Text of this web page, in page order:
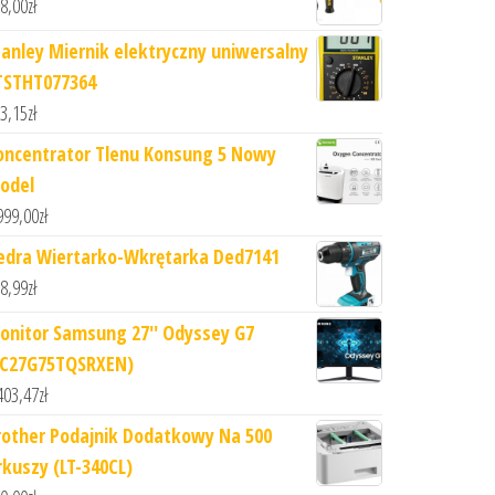
Miernik elektryczny uniwersalny
zł
Tlenu Konsung 5 Nowy
zł
Wiertarko-Wkrętarka Ded7141
zł
Samsung 27'' Odyssey G7
zł
Podajnik Dodatkowy Na 500
(LT-340CL)